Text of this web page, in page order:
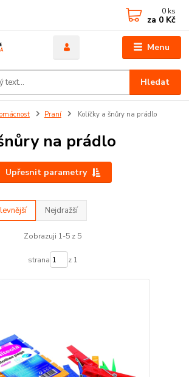
Menu
Hledat
0 ks
za 0 Kč
Praní Kolíčky a šnůry na prádlo
na prádlo
Upřesnit parametry
Nejdražší
Zobrazuji 1-5 z 5
strana z 1